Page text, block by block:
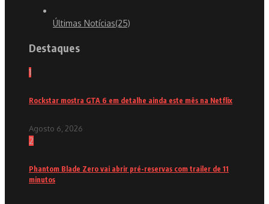
Últimas Notícias(25)
Destaques
1
Rockstar mostra GTA 6 em detalhe ainda este mês na Netflix
Agosto 6, 2026
2
Phantom Blade Zero vai abrir pré-reservas com trailer de 11
minutos